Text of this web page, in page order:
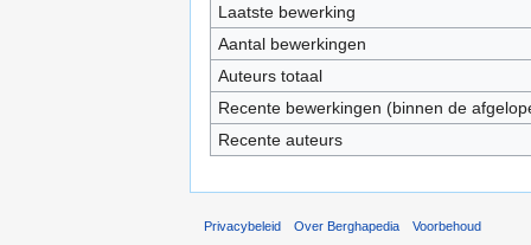
Laatste bewerking
Aantal bewerkingen
Auteurs totaal
Recente bewerkingen (binnen de
Recente auteurs
Privacybeleid Over Berghapedia Voorbehoud